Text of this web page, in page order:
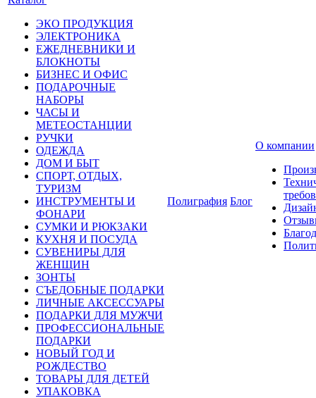
ЭКО ПРОДУКЦИЯ
ЭЛЕКТРОНИКА
ЕЖЕДНЕВНИКИ И
БЛОКНОТЫ
БИЗНЕС И ОФИС
ПОДАРОЧНЫЕ
НАБОРЫ
ЧАСЫ И
МЕТЕОСТАНЦИИ
РУЧКИ
ОДЕЖДА
ДОМ И БЫТ
СПОРТ, ОТДЫХ,
ТУРИЗМ
ИНСТРУМЕНТЫ И
ФОНАРИ
СУМКИ И РЮКЗАКИ
КУХНЯ И ПОСУДА
СУВЕНИРЫ ДЛЯ
ЖЕНЩИН
ЗОНТЫ
СЪЕДОБНЫЕ ПОДАРКИ
ЛИЧНЫЕ АКСЕССУАРЫ
ПОДАРКИ ДЛЯ МУЖЧИ
ПРОФЕССИОНАЛЬНЫЕ
ПОДАРКИ
НОВЫЙ ГОД И
РОЖДЕСТВО
ТОВАРЫ ДЛЯ ДЕТЕЙ
УПАКОВКА
Полиграфия Блог
О компании